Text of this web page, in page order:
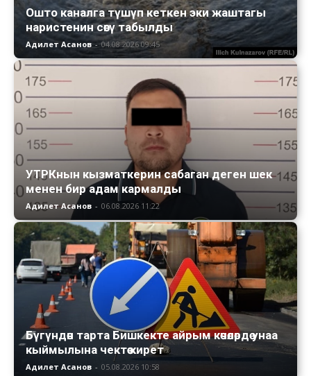
Ошто каналга түшүп кеткен эки жаштагы
наристенин сөөгү табылды
Адилет Асанов - 04.08.2026 09:45
УТРКнын кызматкерин сабаган деген шек
менен бир адам кармалды
Адилет Асанов - 06.08.2026 11:22
Бүгүндөн тарта Бишкекте айрым көчөлөрдө унаа
кыймылына чектөө кирет
Адилет Асанов - 05.08.2026 10:58